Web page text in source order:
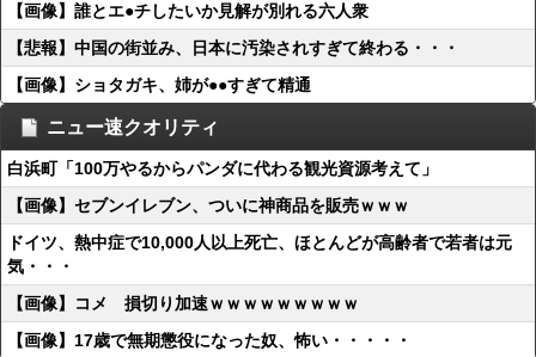
【画像】誰とエ●チしたいか見解が別れる六人衆
【悲報】中国の街並み、日本に汚染されすぎて終わる・・・
【画像】ショタガキ、姉が●●すぎて精通
ニュー速クオリティ
白浜町「100万やるからパンダに代わる観光資源考えて」
【画像】セブンイレブン、ついに神商品を販売ｗｗｗ
ドイツ、熱中症で10,000人以上死亡、ほとんどが高齢者で若者は元
気・・・
【画像】コメ 損切り加速ｗｗｗｗｗｗｗｗｗ
【画像】17歳で無期懲役になった奴、怖い・・・・・